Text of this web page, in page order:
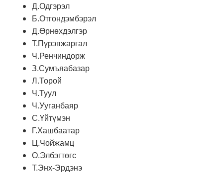
Д.Одгэрэл
Б.Отгондэмбэрэл
Д.Өрнөхдэлгэр
Т.Пүрэвжаргал
Ч.Ренчиндорж
З.Сумъяабазар
Л.Торой
Ч.Туул
Ч.Ууганбаяр
С.Үйтүмэн
Г.Хашбаатар
Ц.Чойжамц
О.Элбэгтөгс
Т.Энх-Эрдэнэ